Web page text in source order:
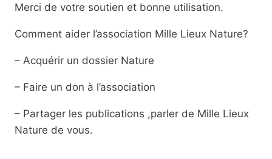
Merci de votre soutien et bonne utilisation.
Comment aider l’association Mille Lieux Nature?
– Acquérir un dossier Nature
– Faire un don à l’association
– Partager les publications ,parler de Mille Lieux
Nature de vous.